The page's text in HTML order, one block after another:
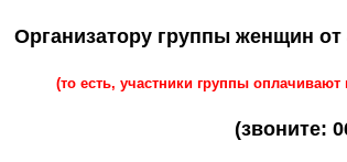
Организатору группы женщин от
(то есть, участники группы оплачивают
(звоните: